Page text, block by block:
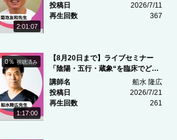
2:01:07
投稿日
2026/7/11
再生回数
367
1:17:00
0％視聴済み
【8月20日まで】ライブセミナー
「陰陽・五行・蔵象“を臨床でどう
使うのか？＜後編＞」
講師名
船水 隆広
投稿日
2026/7/21
再生回数
261